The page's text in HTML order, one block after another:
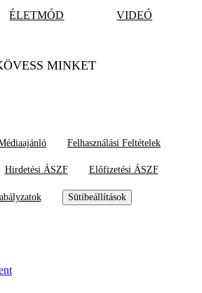
ÉLETMÓD VIDEÓ
MINKET
Felhasználási Feltételek
Hirdetési ÁSZF Előfizetési ÁSZF
Sütibeállítások